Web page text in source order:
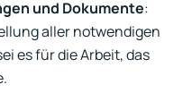
und Dokumente:
aller notwendigen
es für die Arbeit, das